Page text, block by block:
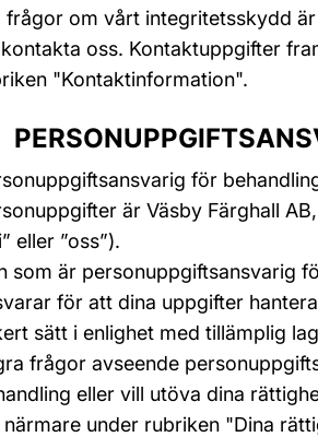
frågor om vårt integritetsskydd
oss. Kontaktuppgifter
"Kontaktinformation".
för
är Väsby Färghall
eller ”oss”).
som är personuppgiftsansvarig
för att dina uppgifter
sätt i enlighet med tillämplig
frågor avseende
eller vill utöva dina
närmare under rubriken "Dina